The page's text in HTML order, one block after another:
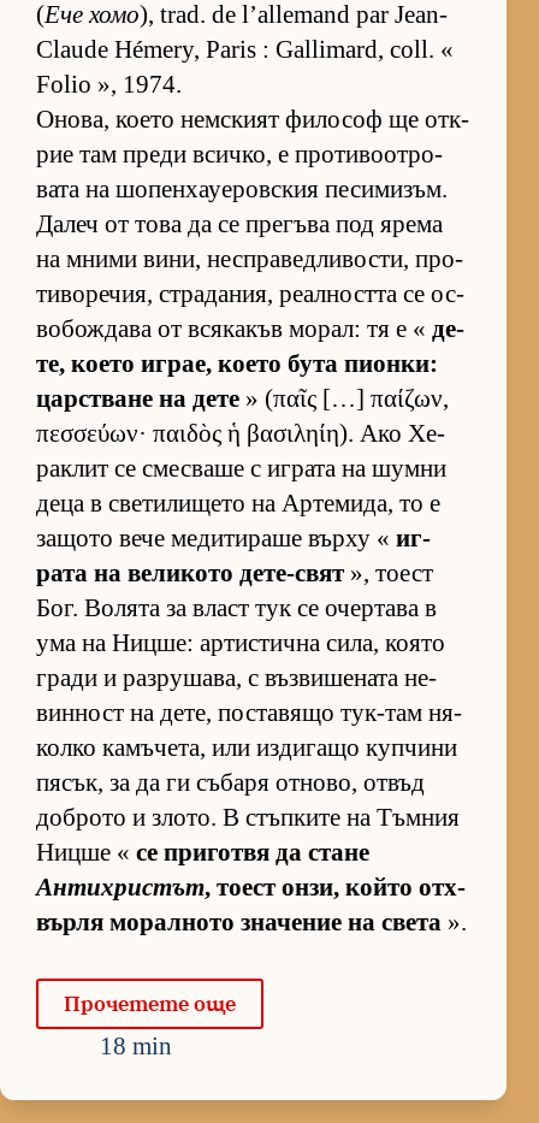
(Ече хомо), trad. de l’allemand par Jean-
Claude Hémery, Paris : Gallimard, coll. «
Folio », 1974.
Оно­ва, ко­ето нем­с­кият фи­ло­соф ще от­к­
рие там преди всич­ко, е про­ти­во­от­ро­
вата на шо­пен­ха­уе­ров­с­кия пе­си­ми­зъм.
Да­леч от това да се пре­гъва под ярема
на мними ви­ни, нес­п­ра­вед­ли­вос­ти, про­
ти­во­ре­чия, стра­да­ния, ре­ал­ността се ос­
во­бож­дава от вся­ка­къв мо­рал: тя е « де­
те, ко­ето иг­рае, ко­ето бута пи­он­ки:
цар­с­т­ване на дете » (παῖς […] παίζων,
πεσσεύων· παιδὸς ἡ βασιληίη). Ако Хе­
рак­лит се смес­ваше с иг­рата на шумни
деца в све­ти­ли­щето на Ар­те­ми­да, то е
за­щото вече ме­ди­ти­раше върху « иг­
рата на ве­ли­кото де­те-свят », то­ест
Бог. Во­лята за власт тук се очер­тава в
ума на Ниц­ше: ар­тис­тична си­ла, ко­ято
гради и раз­ру­ша­ва, с въз­ви­ше­ната не­
вин­ност на де­те, пос­та­вящо тук-там ня­
колко ка­мъ­че­та, или из­ди­гащо куп­чини
пя­сък, за да ги съ­баря от­но­во, от­въд
доб­рото и зло­то. В стъп­ките на Тъм­ния
Ницше « се при­готвя да стане
Антихристът, то­ест он­зи, който от­х­
върля мо­рал­ното зна­че­ние на света ».
Про­че­тете още
18 min